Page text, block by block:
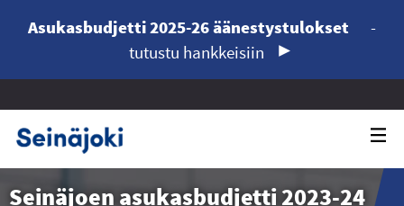
Asukasbudjetti 2025-26 äänestystulokset
-
tutustu hankkeisiin
Seinäjoen asukasbudjetti 2023-24